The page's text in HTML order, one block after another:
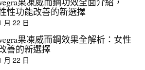
功能改善的新選擇
月 22 日
果凍威而鋼效果全解析：女性
善的新選擇
月 22 日